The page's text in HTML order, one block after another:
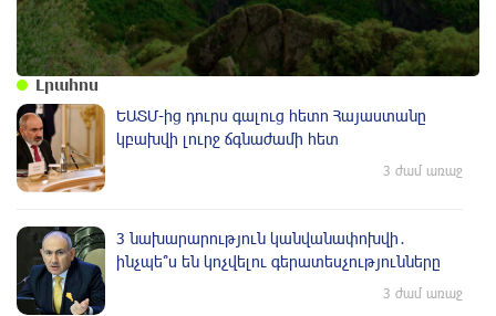
Լրահոս
ԵԱՏՄ-ից դուրս գալուց հետո Հայաստանը
կբախվի լուրջ ճգնաժամի հետ
3 ժամ առաջ
3 նախարարություն կանվանափոխվի․
ինչպե՞ս են կոչվելու գերատեսչությունները
3 ժամ առաջ